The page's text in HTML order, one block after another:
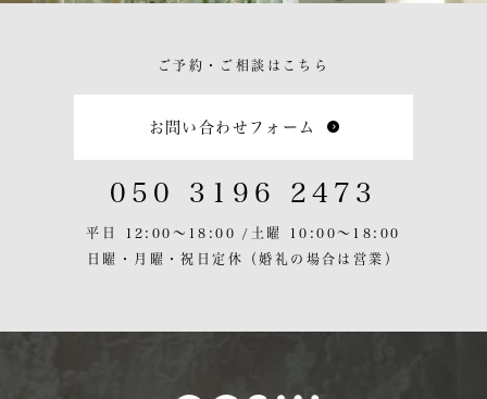
ご予約・ご相談はこちら
お問い合わせフォーム
050 3196 2473
平日 12:00〜18:00 / 土曜 10:00〜18:00
日曜・月曜・祝日定休
（婚礼の場合は営業）